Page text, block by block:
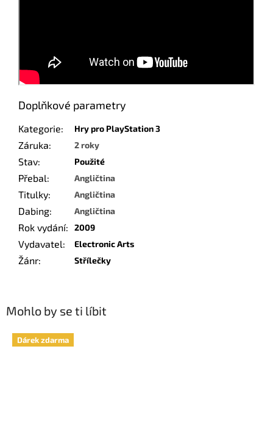
Mohlo by se ti líbit
Dárek zdarma
Doplňkové parametry
Kategorie: Hry pro PlayStation 3
Záruka: 2 roky
Stav: Použité
Přebal: Angličtina
Titulky: Angličtina
Dabing: Angličtina
Rok vydání: 2009
Vydavatel: Electronic Arts
Žánr: Střílečky